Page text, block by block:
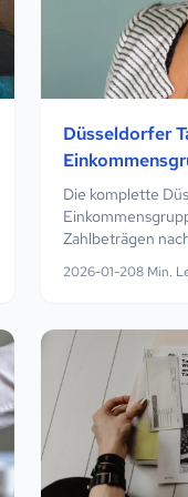
Düsseldorfer
Die komplette
Zahlbeträgen
2026-01-208 Min.